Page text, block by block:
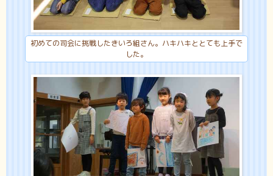
初めての司会に挑戦したきいろ組さん。ハキハキととても上手で
した。